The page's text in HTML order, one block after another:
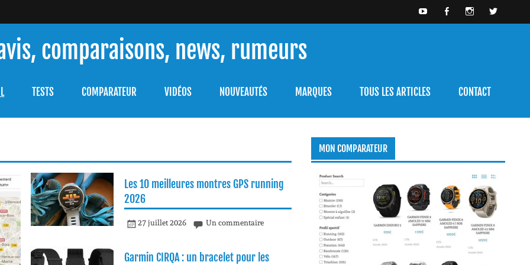
comparaisons, news, rumeurs
TESTS COMPARATEUR VIDÉOS NOUVEAUTÉS MARQUES TOUS LES ARTICLES CONTACT
Les 10 meilleures montres GPS running
2026
27 juillet 2026 Un commentaire
Garmin CIRQA : un bracelet pour les
MON COMPARATEUR